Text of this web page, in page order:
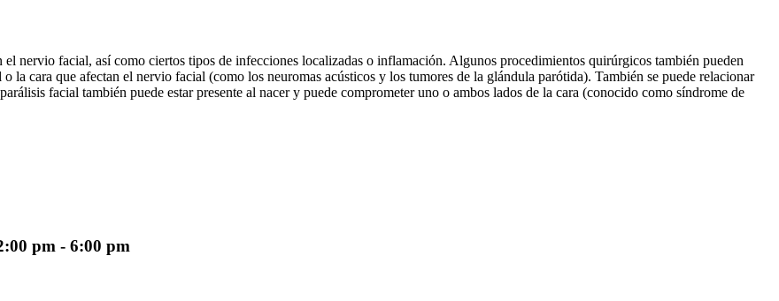
el nervio facial, así como ciertos tipos de infecciones localizadas o inflamación. Algunos procedimientos quirúrgicos también pueden
la cara que afectan el nervio facial (como los neuromas acústicos y los tumores de la glándula parótida). También se puede relacionar
facial también puede estar presente al nacer y puede comprometer uno o ambos lados de la cara (conocido como síndrome de
pm - 6:00 pm